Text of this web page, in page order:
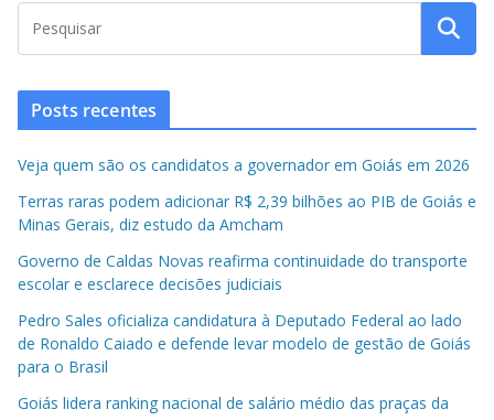
Posts recentes
Veja quem são os candidatos a governador em Goiás em 2026
Terras raras podem adicionar R$ 2,39 bilhões ao PIB de Goiás e
Minas Gerais, diz estudo da Amcham
Governo de Caldas Novas reafirma continuidade do transporte
escolar e esclarece decisões judiciais
Pedro Sales oficializa candidatura à Deputado Federal ao lado
de Ronaldo Caiado e defende levar modelo de gestão de Goiás
para o Brasil
Goiás lidera ranking nacional de salário médio das praças da